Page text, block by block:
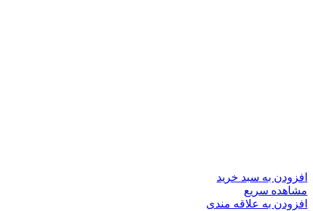
افزودن به سبد خرید
مشاهده سریع
افزودن به علاقه مندی